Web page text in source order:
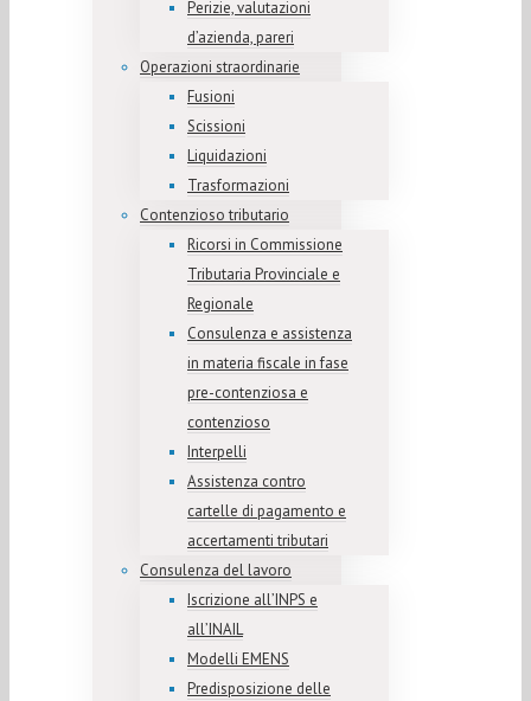
Perizie, valutazioni
d’azienda, pareri
Operazioni straordinarie
Fusioni
Scissioni
Liquidazioni
Trasformazioni
Contenzioso tributario
Ricorsi in Commissione
Tributaria Provinciale e
Regionale
Consulenza e assistenza
in materia fiscale in fase
pre-contenziosa e
contenzioso
Interpelli
Assistenza contro
cartelle di pagamento e
accertamenti tributari
Consulenza del lavoro
Iscrizione all’INPS e
all’INAIL
Modelli EMENS
Predisposizione delle